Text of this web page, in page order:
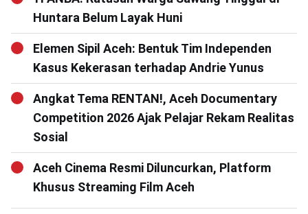
Huntara Belum Layak Huni
Elemen Sipil Aceh: Bentuk Tim Independen
Kasus Kekerasan terhadap Andrie Yunus
Angkat Tema RENTAN!, Aceh Documentary
Competition 2026 Ajak Pelajar Rekam Realitas
Sosial
Aceh Cinema Resmi Diluncurkan, Platform
Khusus Streaming Film Aceh